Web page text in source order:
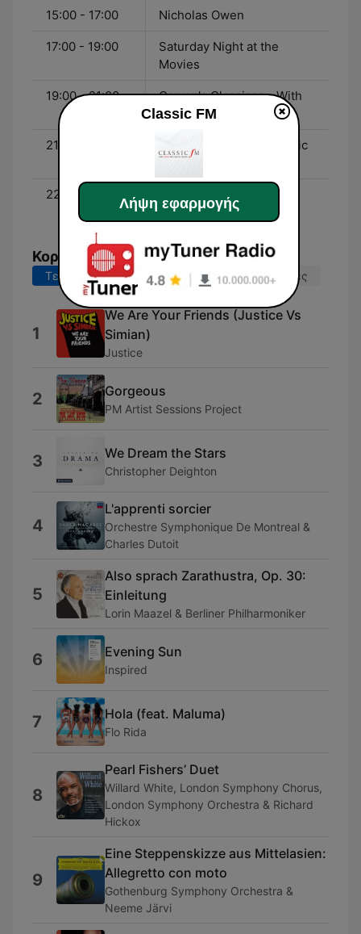
15:00 - 17:00 Nicholas Owen
17:00 - 19:00
Saturday Night at the
Movies
19:00 - 21:00
Cowan's Classicsc - With
Rob Cowan
21:00 - 22:00
David Mellor's Light Music
Masters
22:00 - 01:00
Smooth Classics - With
Myleene Klass
Κορυφαία τραγούδια
Τελευταίες 7 ημέρες Τελευταίες 30 ημέρες
1
We Are Your Friends (Justice Vs
Simian)
Justice
2 Gorgeous
PM Artist Sessions Project
3 We Dream the Stars
Christopher Deighton
4
L'apprenti sorcier
Orchestre Symphonique De Montreal &
Charles Dutoit
5
Also sprach Zarathustra, Op. 30:
Einleitung
Lorin Maazel & Berliner Philharmoniker
6 Evening Sun
Inspired
7 Hola (feat. Maluma)
Flo Rida
8
Pearl Fishers’ Duet
Willard White, London Symphony Chorus,
London Symphony Orchestra & Richard
Hickox
9
Eine Steppenskizze aus Mittelasien:
Allegretto con moto
Gothenburg Symphony Orchestra &
Neeme Järvi
Classic FM
Λήψη εφαρμογής